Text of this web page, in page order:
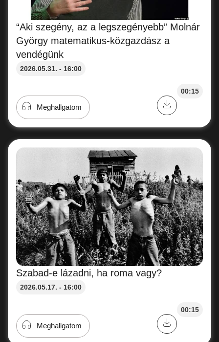
“Aki szegény, az a legszegényebb” Molnár
György matematikus-közgazdász a
vendégünk
2026.05.31. - 16:00
00:15
Meghallgatom
Szabad-e lázadni, ha roma vagy?
2026.05.17. - 16:00
00:15
Meghallgatom